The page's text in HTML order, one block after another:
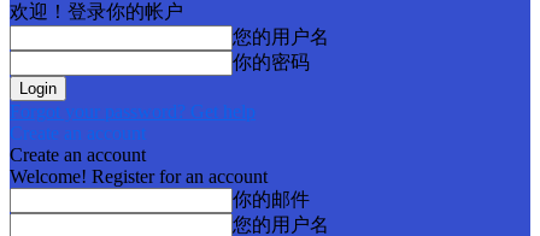
欢迎！登录你的帐户
您的用户名
你的密码
Forgot your password? Get help
Create an account
Create an account
Welcome! Register for an account
你的邮件
您的用户名